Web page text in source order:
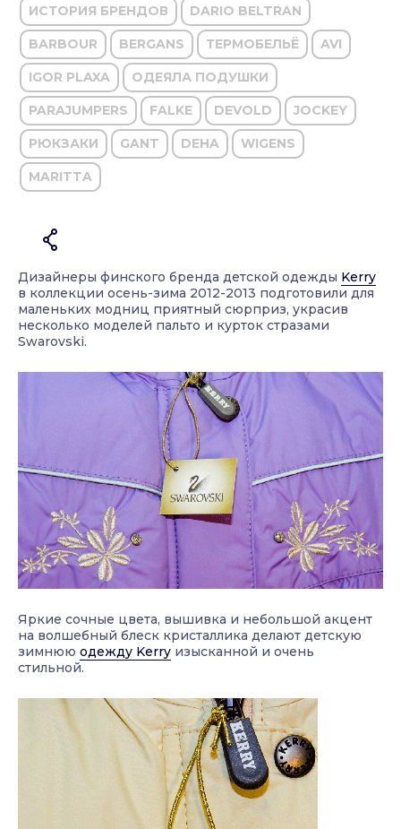
ИСТОРИЯ БРЕНДОВ DARIO BELTRAN
BARBOUR BERGANS ТЕРМОБЕЛЬЁ AVI
IGOR PLAXA ОДЕЯЛА ПОДУШКИ
PARAJUMPERS FALKE DEVOLD JOCKEY
РЮКЗАКИ GANT DEHA WIGENS
MARITTA
Дизайнеры финского бренда детской одежды Kerry
в коллекции осень-зима 2012-2013 подготовили для
маленьких модниц приятный сюрприз, украсив
несколько моделей пальто и курток стразами
Swarovski.
Яркие сочные цвета, вышивка и небольшой акцент
на волшебный блеск кристаллика делают детскую
зимнюю одежду Kerry изысканной и очень
стильной.